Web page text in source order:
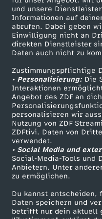
und unsere
Informationen auf
abrufen. Dabei geben
Einwilligung nicht an
direkten Dienstleister
Daten auch nicht zu
Zustimmungspflichtige
• Personalisierung:Die
Interaktionen
Angebot des ZDF an
personalisieren wir
Nutzung von ZDF
ZDFtivi. Daten von
verwendet.
• Social Media und
Social-Media-Tools und
Anbietern. Unter
zu ermöglichen.
Du kannst entscheiden,
Daten speichern und
betrifft nur dein aktuell
Mehr ZDF
ZDF-Apps
Smart TV
ZDFtext
Livestreams
Sendungen A-Z
TV-Programm
ZDF Unternehmen
Karriere
ZDF goes Schule
Werbefernsehen